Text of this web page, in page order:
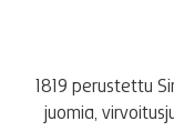
1819 perustettu
juomia,